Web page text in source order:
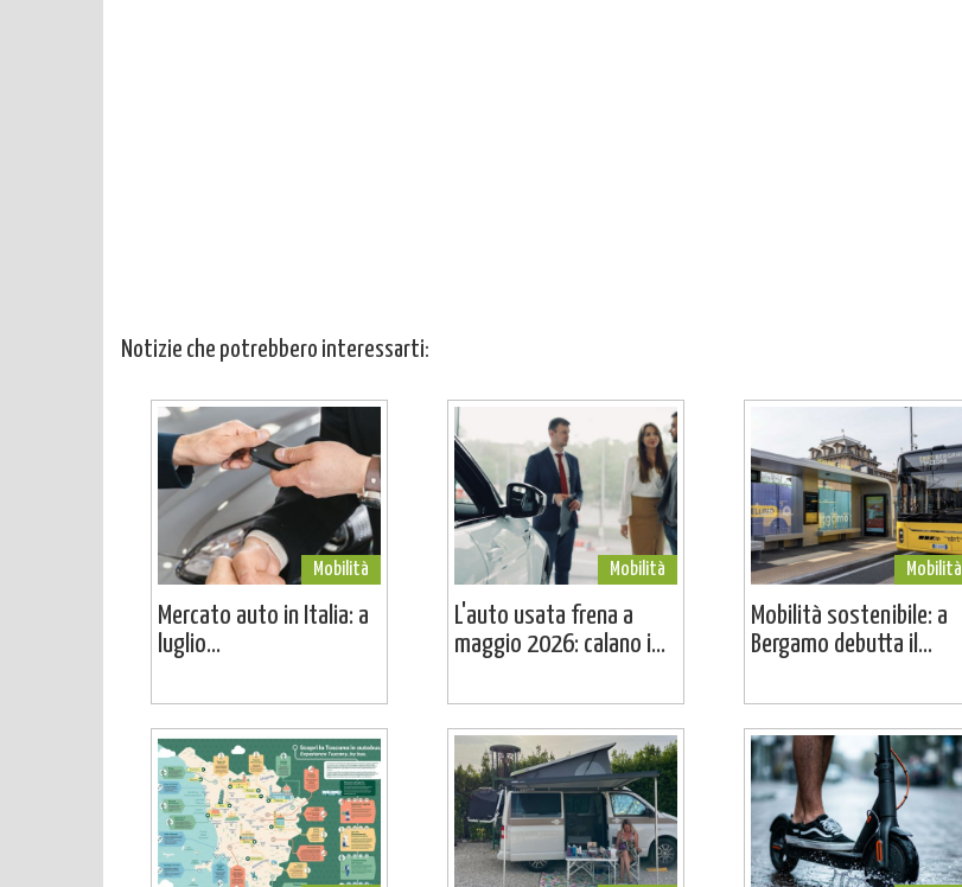
Notizie che potrebbero interessarti:
Mobilità
Mercato auto in Italia: a
luglio...
Mobilità
L'auto usata frena a
maggio 2026: calano i...
Mobilità
Mobilità sostenibile: a
Bergamo debutta il...